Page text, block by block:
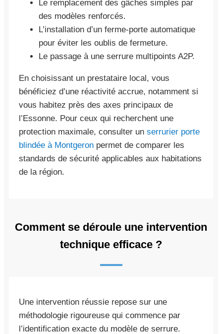
Le remplacement des gâches simples par
des modèles renforcés.
L’installation d’un ferme-porte automatique
pour éviter les oublis de fermeture.
Le passage à une serrure multipoints A2P.
En choisissant un prestataire local, vous
bénéficiez d’une réactivité accrue, notamment si
vous habitez près des axes principaux de
l’Essonne. Pour ceux qui recherchent une
protection maximale, consulter un serrurier porte
blindée à Montgeron permet de comparer les
standards de sécurité applicables aux habitations
de la région.
Comment se déroule une intervention
technique efficace ?
Une intervention réussie repose sur une
méthodologie rigoureuse qui commence par
l’identification exacte du modèle de serrure.